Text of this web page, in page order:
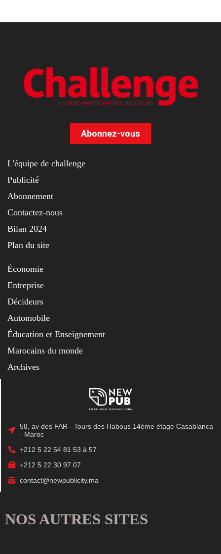
Abonnez-vous
L'équipe de challenge
Publicité
Abonnement
Contactez-nous
Bilan 2024
Plan du site
Économie
Entreprise
Décideurs
Automobile
Éducation et Enseignement
Marocains du monde
Archives
58, av des FAR - Tours des Habous 14ème étage Casablanca
- Maroc
+212 5 22 54 81 53 à 57
+212 5 22 30 97 07
contact@newpublicity.ma
NOS AUTRES SITES